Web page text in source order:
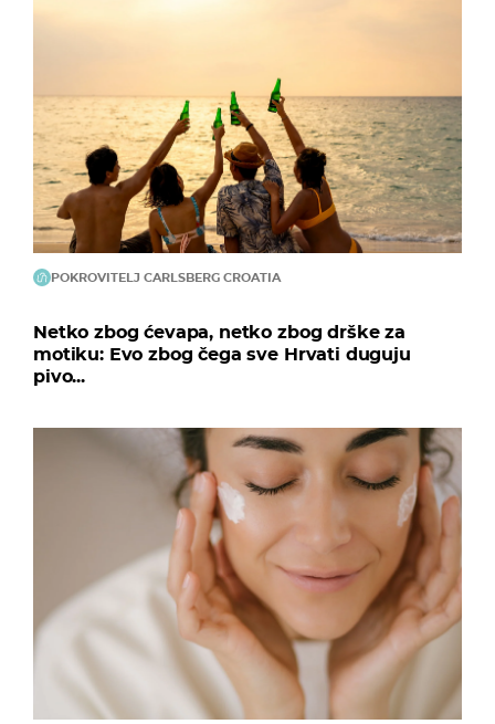
POKROVITELJ CARLSBERG CROATIA
Netko zbog ćevapa, netko zbog drške za
motiku: Evo zbog čega sve Hrvati duguju
pivo...